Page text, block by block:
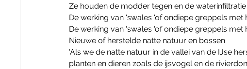
Ze houden de modder tegen en de
De werking van 'swales 'of ondiepe greppels met
De werking van 'swales 'of ondiepe greppels met
Nieuwe of herstelde natte natuur en bossen
'Als we de natte natuur in de vallei van de IJse
planten en dieren zoals de ijsvogel en de